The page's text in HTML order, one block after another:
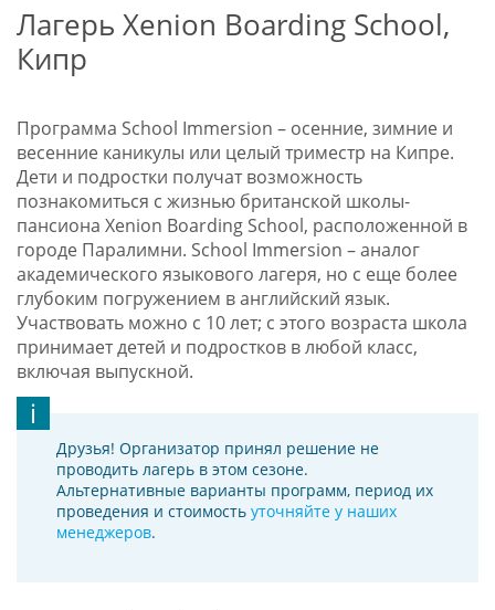
Лагерь Xenion Boarding School,
Кипр
Программа School Immersion – осенние, зимние и
весенние каникулы или целый триместр на Кипре.
Дети и подростки получат возможность
познакомиться с жизнью британской школы-
пансиона Xenion Boarding School, расположенной в
городе Паралимни. School Immersion – аналог
академического языкового лагеря, но с еще более
глубоким погружением в английский язык.
Участвовать можно с 10 лет; с этого возраста школа
принимает детей и подростков в любой класс,
включая выпускной.
Друзья! Организатор принял решение не
проводить лагерь в этом сезоне.
Альтернативные варианты программ, период их
проведения и стоимость уточняйте у наших
менеджеров.